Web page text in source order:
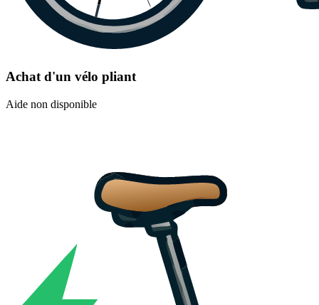
Achat d'un vélo pliant
Aide non disponible